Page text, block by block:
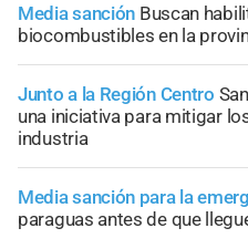
Media sanción Buscan
biocombustibles en la
Junto a la Región Centro
una iniciativa para mitigar
industria
Media sanción para la
paraguas antes de que